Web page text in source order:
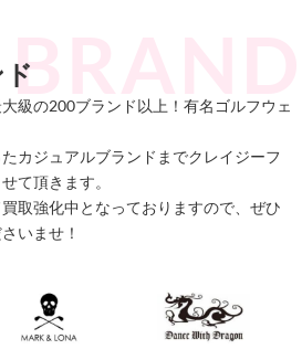
級の200ブランド以上！有名ゴルフウェ
カジュアルブランドまでクレイジーフ
て頂きます。
取強化中となっておりますので、ぜひ
いませ！